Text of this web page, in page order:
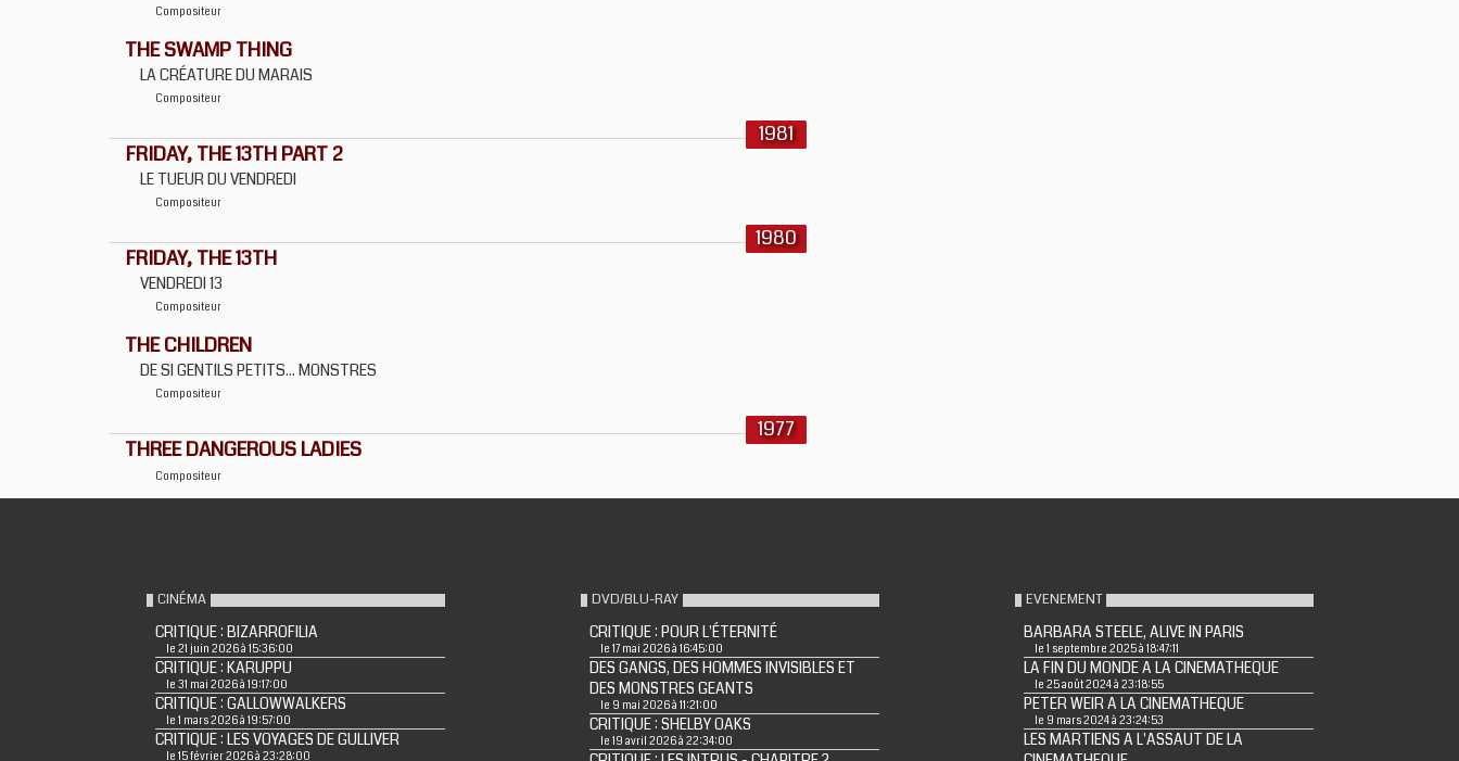
Compositeur
THE SWAMP THING
LA CRÉATURE DU MARAIS
Compositeur
1981
FRIDAY, THE 13TH PART 2
LE TUEUR DU VENDREDI
Compositeur
1980
FRIDAY, THE 13TH
VENDREDI 13
Compositeur
THE CHILDREN
DE SI GENTILS PETITS... MONSTRES
Compositeur
1977
THREE DANGEROUS LADIES
Compositeur
CINÉMA
CRITIQUE : BIZARROFILIA
le 21 juin 2026 à 15:36:00
CRITIQUE : KARUPPU
le 31 mai 2026 à 19:17:00
CRITIQUE : GALLOWWALKERS
le 1 mars 2026 à 19:57:00
CRITIQUE : LES VOYAGES DE GULLIVER
le 15 février 2026 à 23:28:00
DVD/BLU-RAY
CRITIQUE : POUR L'ÉTERNITÉ
le 17 mai 2026 à 16:45:00
DES GANGS, DES HOMMES INVISIBLES ET
DES MONSTRES GEANTS
le 9 mai 2026 à 11:21:00
CRITIQUE : SHELBY OAKS
le 19 avril 2026 à 22:34:00
EVENEMENT
BARBARA STEELE, ALIVE IN PARIS
le 1 septembre 2025 à 18:47:11
LA FIN DU MONDE A LA CINEMATHEQUE
le 25 août 2024 à 23:18:55
PETER WEIR A LA CINEMATHEQUE
le 9 mars 2024 à 23:24:53
LES MARTIENS A L'ASSAUT DE LA